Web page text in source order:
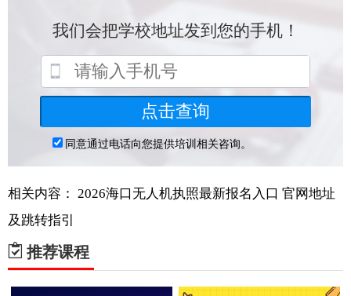
相关内容： 2026海口无人机执照最新报名入口 官网地址
及跳转指引
推荐课程